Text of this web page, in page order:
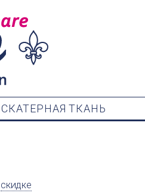
СКАТЕРНАЯ ТКАНЬ
скидке